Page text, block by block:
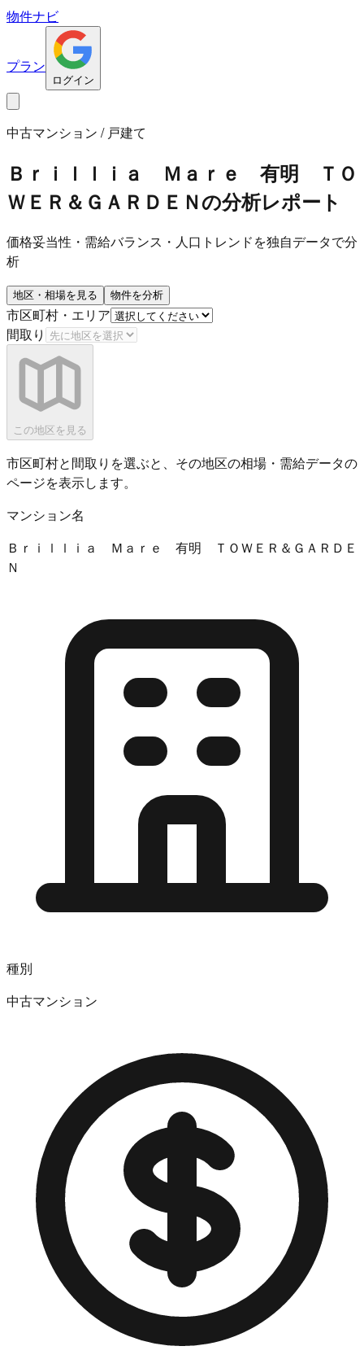
物件ナビ
プラン
ログイン
中古マンション / 戸建て
Ｂｒｉｌｌｉａ Ｍａｒｅ 有明 ＴＯ
ＷＥＲ＆ＧＡＲＤＥＮの分析レポート
価格妥当性・需給バランス・人口トレンドを独自データで分
析
地区・相場を見る 物件を分析
市区町村・エリア
間取り
この地区を見る
市区町村と間取りを選ぶと、その地区の相場・需給データの
ページを表示します。
マンション名
Ｂｒｉｌｌｉａ Ｍａｒｅ 有明 ＴＯＷＥＲ＆ＧＡＲＤＥ
Ｎ
種別
中古マンション